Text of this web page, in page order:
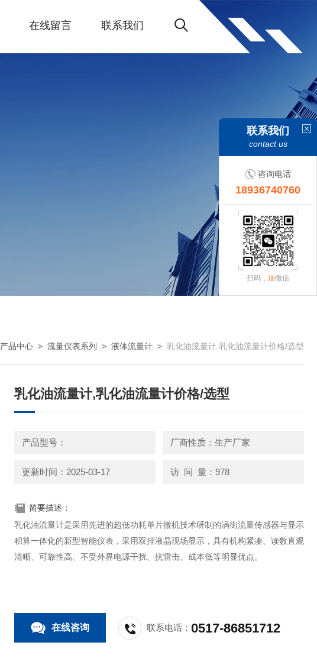
在线留言 联系我们
产品中心 > 流量仪表系列 > 液体流量计 > 乳化油流量计,乳化油流量计价格/选型
乳化油流量计,乳化油流量计价格/选型
产品型号： 厂商性质：生产厂家
更新时间：2025-03-17 访 问 量：978
简要描述：
乳化油流量计是采用先进的超低功耗单片微机技术研制的涡街流量传感器与显示
积算一体化的新型智能仪表，采用双排液晶现场显示，具有机构紧凑、读数直观
清晰、可靠性高、不受外界电源干扰、抗雷击、成本低等明显优点。
在线咨询 联系电话：0517-86851712
联系我们
contact us
咨询电话
18936740760
扫码， 加微信